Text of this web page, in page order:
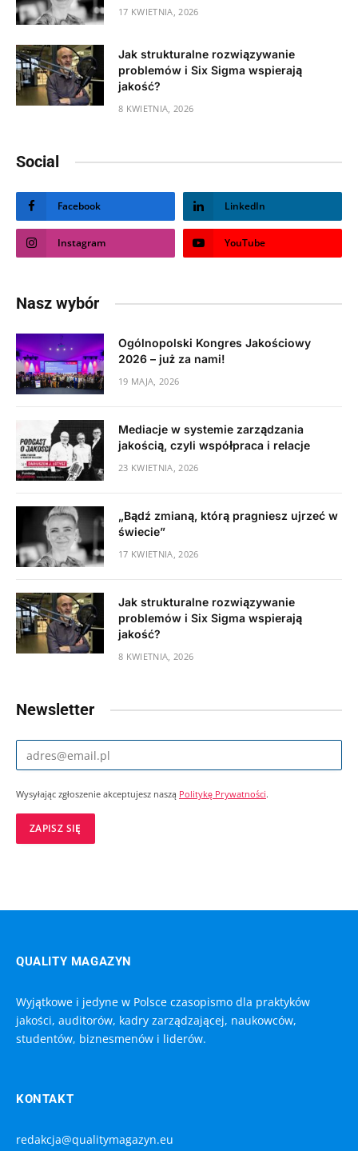
17 KWIETNIA, 2026
Jak strukturalne rozwiązywanie
problemów i Six Sigma wspierają
jakość?
8 KWIETNIA, 2026
Social
Facebook LinkedIn
Instagram YouTube
Nasz wybór
Ogólnopolski Kongres Jakościowy
2026 – już za nami!
19 MAJA, 2026
Mediacje w systemie zarządzania
jakością, czyli współpraca i relacje
23 KWIETNIA, 2026
„Bądź zmianą, którą pragniesz ujrzeć w
świecie”
17 KWIETNIA, 2026
Jak strukturalne rozwiązywanie
problemów i Six Sigma wspierają
jakość?
8 KWIETNIA, 2026
Newsletter
Wysyłając zgłoszenie akceptujesz naszą Politykę Prywatności.
QUALITY MAGAZYN
Wyjątkowe i jedyne w Polsce czasopismo dla praktyków
jakości, auditorów, kadry zarządzającej, naukowców,
studentów, biznesmenów i liderów.
KONTAKT
redakcja@qualitymagazyn.eu